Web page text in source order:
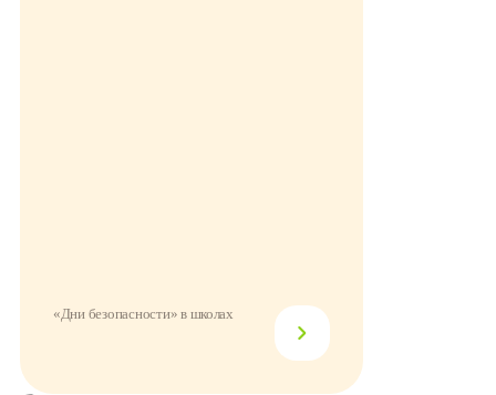
«Дни безопасности» в школах